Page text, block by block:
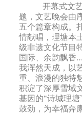
开幕式文艺
题，文艺晚会由
五个篇章构成。
情献唱，理塘本
级非遗文化节目
国际、余韵飘香
我浑然天成，以
重、浪漫的独特
积淀了深厚雪域
基因的“诗城理
鼓劲，为幸福奔